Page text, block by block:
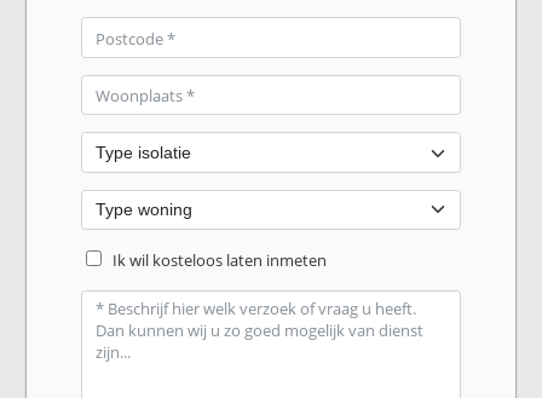
Ik wil kosteloos laten inmeten